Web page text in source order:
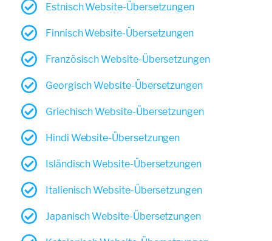
Estnisch Website-Übersetzungen
Finnisch Website-Übersetzungen
Französisch Website-Übersetzungen
Georgisch Website-Übersetzungen
Griechisch Website-Übersetzungen
Hindi Website-Übersetzungen
Isländisch Website-Übersetzungen
Italienisch Website-Übersetzungen
Japanisch Website-Übersetzungen